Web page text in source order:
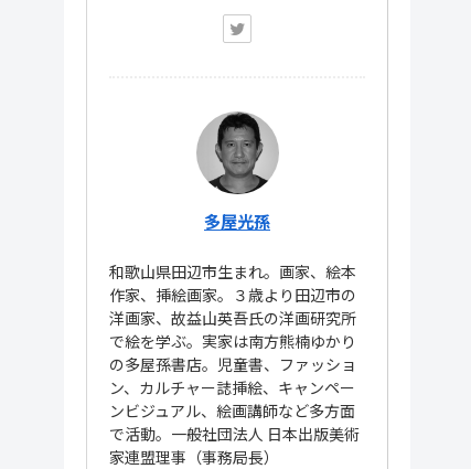
多屋光孫
和歌山県田辺市生まれ。画家、絵本
作家、挿絵画家。３歳より田辺市の
洋画家、故益山英吾氏の洋画研究所
で絵を学ぶ。実家は南方熊楠ゆかり
の多屋孫書店。児童書、ファッショ
ン、カルチャー誌挿絵、キャンペー
ンビジュアル、絵画講師など多方面
で活動。一般社団法人 日本出版美術
家連盟理事（事務局長）